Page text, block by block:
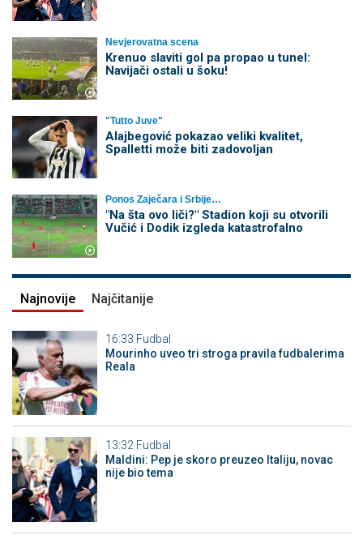
Nevjerovatna scena
Krenuo slaviti gol pa propao u tunel:
Navijači ostali u šoku!
"Tutto Juve"
Alajbegović pokazao veliki kvalitet,
Spalletti može biti zadovoljan
Ponos Zaječara i Srbije…
"Na šta ovo liči?" Stadion koji su otvorili
Vučić i Dodik izgleda katastrofalno
Najnovije Najčitanije
16:33 Fudbal
Mourinho uveo tri stroga pravila fudbalerima
Reala
13:32 Fudbal
Maldini: Pep je skoro preuzeo Italiju, novac
nije bio tema